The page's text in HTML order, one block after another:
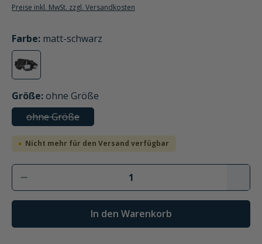
Preise inkl. MwSt. zzgl. Versandkosten
Farbe
auswählen
: matt-schwarz
matt-schwarz
(Diese Option ist zurzeit nicht verfügbar.)
Größe
auswählen
:ohne Größe
ohne Größe(Diese Option ist zurzeit nicht verfügbar.)
Nicht mehr für den Versand verfügbar
In den Warenkorb